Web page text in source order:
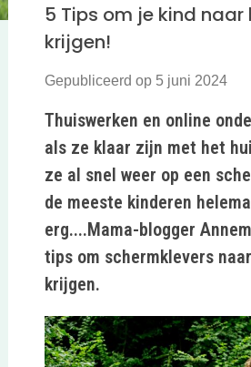
5 Tips om je kind
krijgen!
Gepubliceerd op 5 juni 2024
Thuiswerken en online
als ze klaar zijn met het
ze al snel weer op een
de meeste kinderen
erg....Mama-blogger
tips om schermklevers
krijgen.